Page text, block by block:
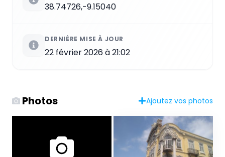
38.74726,-9.15040
DERNIÈRE MISE À JOUR
22 février 2026 à 21:02
Photos Ajoutez vos photos